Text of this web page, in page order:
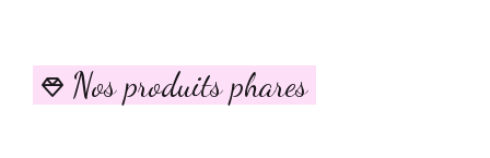
 Nos produits phares